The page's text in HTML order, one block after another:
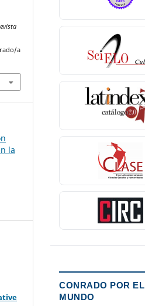
a
la
CONRADO POR EL
MUNDO